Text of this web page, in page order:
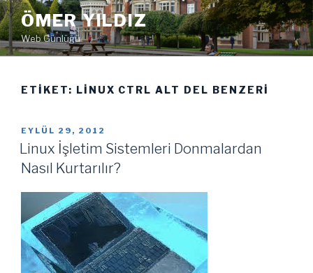
İçeriğe
geç ÖMER YILDIZ
Web Günlüğü
ETIKET: LINUX CTRL ALT DEL BENZERI
YAYIM
TARIHI
EYLÜL 29, 2012
Linux İşletim Sistemleri Donmalardan
Nasıl Kurtarılır?